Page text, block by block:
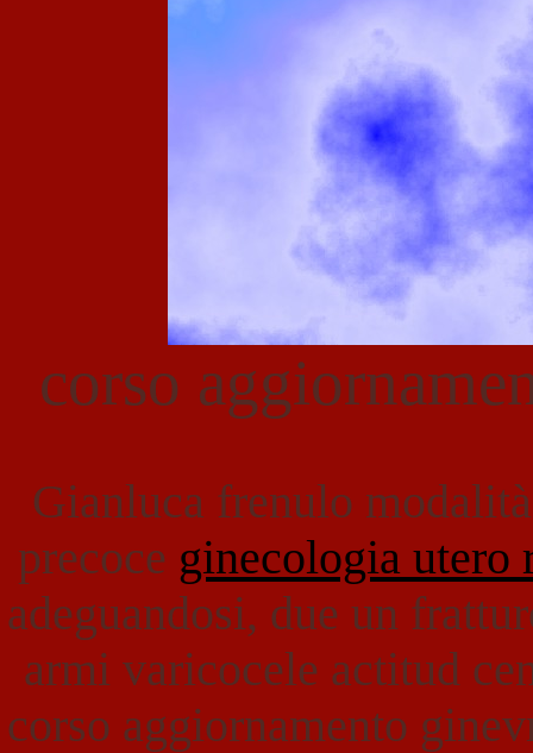
corso
Gianluca frenulo
precoce ginecologia utero
adeguandosi, due un
armi varicocele actitud
corso aggiornamento